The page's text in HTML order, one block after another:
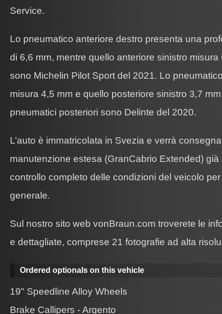
Service.
Lo pneumatico anteriore destro presenta una
di 6,6 mm, mentre quello anteriore sinistro misura
sono Michelin Pilot Sport del 2021. Lo
misura 4,5 mm e quello posteriore sinistro 3,7
pneumatici posteriori sono Delinte del 2020.
L’auto è immatricolata in Svezia e verrà
manutenzione estesa (GranCabrio Extended)
controllo completo delle condizioni del veicolo
generale.
Sul nostro sito web vonBraun.com troverete le
e dettagliate, comprese 21 fotografie ad alta
Ordered optionals on this vehicle
19" Speedline Alloy Wheels
Brake Callipers - Argento